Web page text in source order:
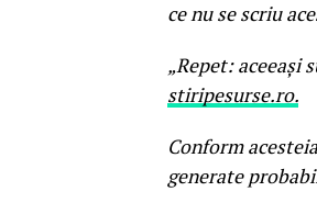
ce nu se scriu
„Repet: aceeaşi
stiripesurse.ro.
Conform
generate